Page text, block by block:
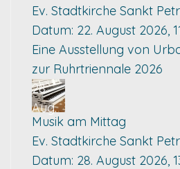
Ev. Stadtkirche Sankt
Datum: 22. August 2026,
Eine Ausstellung von
zur Ruhrtriennale 2026
28
Aug.
Musik am Mittag
Ev. Stadtkirche Sankt
Datum: 28. August 2026,